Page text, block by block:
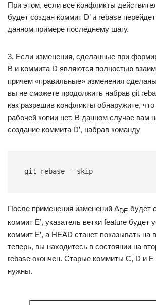
При этом, если все конфликты
будет создан коммит D’ и rebase
данном примере последнему шагу.
3. Если изменения, сделанные при
B и коммита D являются полностью
причем «правильные» изменения
вы не сможете продолжить набрав git
как разрешив конфликты обнаружите,
рабочей копии нет. В данном случае вам
создание коммита D’, набрав команду
git rebase --skip
После применения изменений ΔDE будет
коммит E’, указатель ветки feature будет
коммит E’, а HEAD станет показывать на
теперь, вы находитесь в состоянии на
rebase окончен. Старые коммиты C, D и
нужны.